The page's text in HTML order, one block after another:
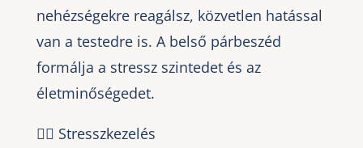
nehézségekre reagálsz, közvetlen hatással
van a testedre is. A belső párbeszéd
formálja a stressz szintedet és az
életminőségedet.
😮‍💨 Stresszkezelés